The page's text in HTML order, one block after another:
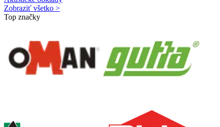
Zobraziť všetko >
Top značky